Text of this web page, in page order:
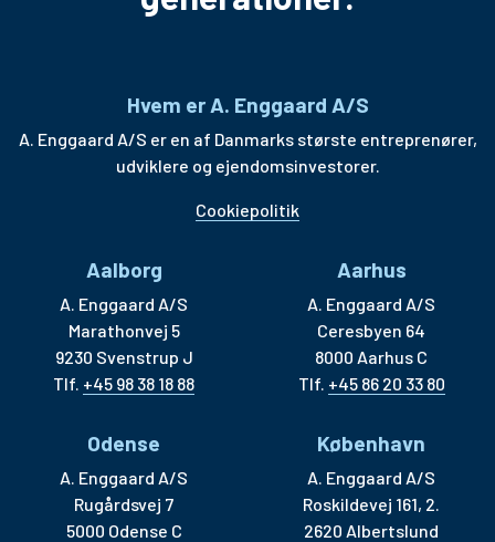
Hvem er A. Enggaard A/S
A. Enggaard A/S er en af Danmarks største entreprenører,
udviklere og ejendomsinvestorer.
Cookiepolitik
Aalborg
A. Enggaard A/S
Marathonvej 5
9230 Svenstrup J
Tlf. +45 98 38 18 88
Aarhus
A. Enggaard A/S
Ceresbyen 64
8000 Aarhus C
Tlf. +45 86 20 33 80
Odense
A. Enggaard A/S
Rugårdsvej 7
5000 Odense C
København
A. Enggaard A/S
Roskildevej 161, 2.
2620 Albertslund